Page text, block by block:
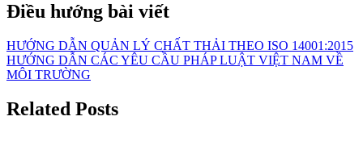
Điều hướng bài viết
HƯỚNG DẪN QUẢN LÝ CHẤT THẢI THEO ISO 14001:2015
HƯỚNG DẪN CÁC YÊU CẦU PHÁP LUẬT VIỆT NAM VỀ
MÔI TRƯỜNG
Related Posts